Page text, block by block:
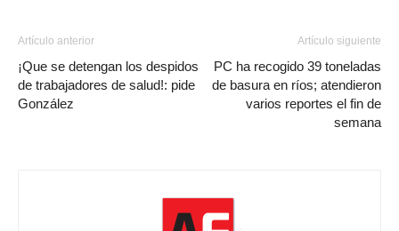
Artículo anterior
¡Que se detengan los despidos
de trabajadores de salud!: pide
González
Artículo siguiente
PC ha recogido 39 toneladas
de basura en ríos; atendieron
varios reportes el fin de
semana